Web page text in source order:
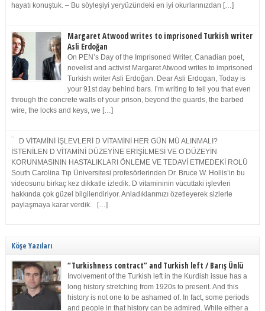
hayatı konuştuk. – Bu söyleşiyi yeryüzündeki en iyi okurlarınızdan […]
Margaret Atwood writes to imprisoned Turkish writer
Asli Erdoğan
On PEN’s Day of the Imprisoned Writer, Canadian poet,
novelist and activist Margaret Atwood writes to imprisoned
Turkish writer Asli Erdoğan. Dear Asli Erdogan, Today is
your 91st day behind bars. I’m writing to tell you that even
through the concrete walls of your prison, beyond the guards, the barbed
wire, the locks and keys, we […]
D VİTAMİNİ İŞLEVLERİ D VİTAMİNİ HER GÜN MÜ ALINMALI?
İSTENİLEN D VİTAMİNİ DÜZEYİNE ERİŞİLMESİ VE O DÜZEYİN
KORUNMASININ HASTALIKLARI ÖNLEME VE TEDAVİ ETMEDEKİ ROLÜ
South Carolina Tıp Üniversitesi profesörlerinden Dr. Bruce W. Hollis’in bu
videosunu birkaç kez dikkatle izledik. D vitamininin vücuttaki işlevleri
hakkında çok güzel bilgilendiriyor. Anladıklarımızı özetleyerek sizlerle
paylaşmaya karar verdik. […]
Köşe Yazıları
“Turkishness contract” and Turkish left / Barış Ünlü
Involvement of the Turkish left in the Kurdish issue has a
long history stretching from 1920s to present. And this
history is not one to be ashamed of. In fact, some periods
and people in that history can be admired. While either a